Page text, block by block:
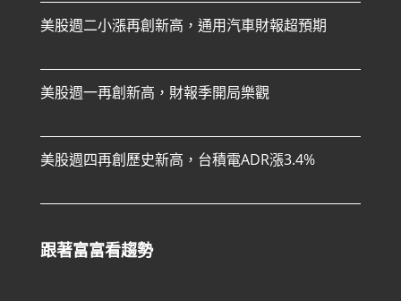
美股週二小漲再創新高，通用汽車財報超預期
美股週一再創新高，財報季開局樂觀
美股週四再創歷史新高，台積電ADR漲3.4%
跟著富富看趨勢